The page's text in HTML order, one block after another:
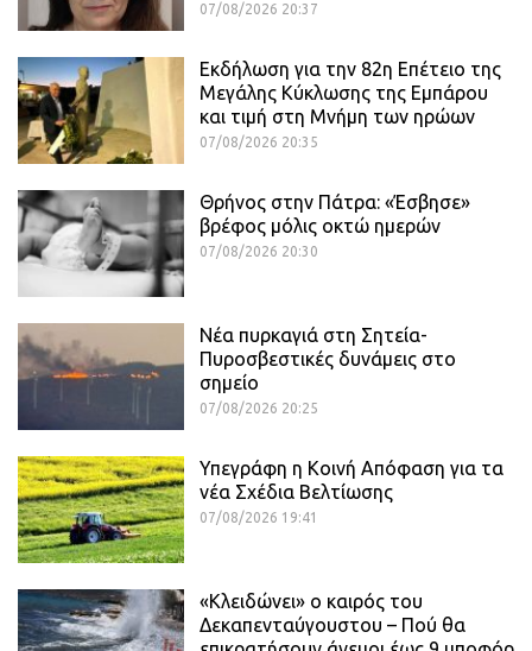
07/08/2026 20:37
Εκδήλωση για την 82η Επέτειο της
Μεγάλης Κύκλωσης της Εμπάρου
και τιμή στη Μνήμη των ηρώων
07/08/2026 20:35
Θρήνος στην Πάτρα: «Έσβησε»
βρέφος μόλις οκτώ ημερών
07/08/2026 20:30
Νέα πυρκαγιά στη Σητεία-
Πυροσβεστικές δυνάμεις στο
σημείο
07/08/2026 20:25
Υπεγράφη η Κοινή Απόφαση για τα
νέα Σχέδια Βελτίωσης
07/08/2026 19:41
«Κλειδώνει» ο καιρός του
Δεκαπενταύγουστου – Πού θα